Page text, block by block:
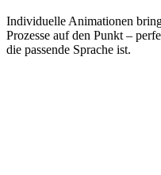
Individuelle Animationen
Prozesse auf den Punkt –
die passende Sprache ist.